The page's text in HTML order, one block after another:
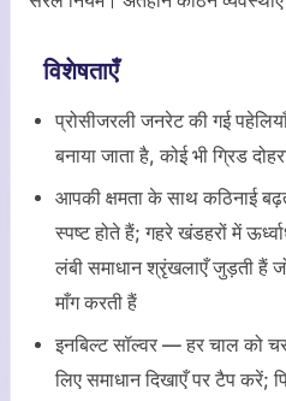
विशेषताएँ
प्रोसीजरली जनरेट की गई
बनाया जाता है, कोई भी ग्रिड
आपकी क्षमता के साथ कठिनाई
स्पष्ट होते हैं; गहरे खंडहरों में
लंबी समाधान श्रृंखलाएँ जुड़ती हैं
माँग करती हैं
इनबिल्ट सॉल्वर — हर चाल को
लिए समाधान दिखाएँ पर टैप